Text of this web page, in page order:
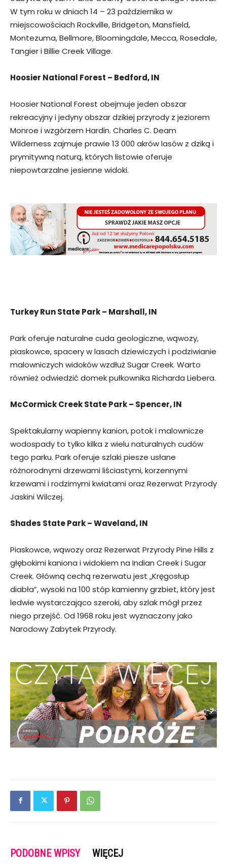
W tym roku w dniach 14 – 23 października w
miejscowościach Rockville, Bridgeton, Mansfield,
Montezuma, Bellmore, Bloomingdale, Mecca, Rosedale,
Tangier i Billie Creek Village.
Hoosier National Forest – Bedford, IN
Hoosier National Forest obejmuje jeden obszar
rekreacyjny i jedyny obszar dzikiej przyrody z jeziorem
Monroe i wzgórzem Hardin. Charles C. Deam
Wilderness zajmuje prawie 13 000 akrów lasów z dziką i
prymitywną naturą, których listowie oferuje
niepowtarzalne jesienne widoki.
Turkey Run State Park – Marshall, IN
Park oferuje naturalne cuda geologiczne, wąwozy,
piaskowce, spacery w lasach dziewiczych i podziwianie
malowniczych widoków wzdłuż Sugar Creek. Warto
również odwiedzić domek pułkownika Richarda Liebera.
McCormick Creek State Park – Spencer, IN
Spektakularny wapienny kanion, potok i malownicze
wodospady to tylko kilka z wielu naturalnych cudów
tego parku. Park oferuje szlaki piesze usłane
różnorodnymi drzewami liściastymi, korzennymi
krzewami i rodzimymi kwiatami oraz Rezerwat Przyrody
Jaskini Wilczej.
Shades State Park – Waveland, IN
Piaskowce, wąwozy oraz Rezerwat Przyrody Pine Hills z
głębokimi kaniona i widokiem na Indian Creek i Sugar
Creek. Główną cechą rezerwatu jest „Kręgosłup
diabła”, wysoki na 100 stóp kamienny grzbiet, który jest
ledwie wystarczająco szeroki, aby szlak mógł przez
niego przejść. Od 1968 roku jest wyznaczony jako
Narodowy Zabytek Przyrody.
PODOBNE WPISY WIĘCEJ